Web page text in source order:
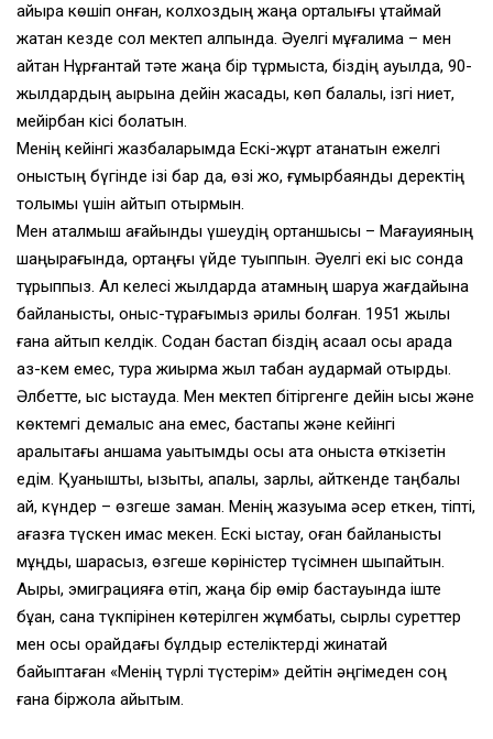
қайыра көшіп қонған, колхоздың жаңа орталығы құтаймай
жатқан кезде сол мектеп қалпында. Әуелгі мұғалима – мен
айтқан Нұрғантай тәте жаңа бір тұрмыста, біздің ауылда, 90-
жылдардың ақырына дейін жасады, көп балалы, ізгі ниет,
мейірбан кісі болатын.
Менің кейінгі жазбаларымда Ескі-жұрт атанатын ежелгі
қоныстың бүгінде ізі бар да, өзі жоқ, ғұмырбаяндық деректің
толымы үшін айтып отырмын.
Мен аталмыш ағайынды үшеудің ортаншысы – Мағауияның
шаңырағында, ортаңғы үйде туыппын. Әуелгі екі қыс сонда
тұрыппыз. Ал келесі жылдарда атамның шаруа жағдайына
байланысты, қоныс-тұрағымыз әрқилы болған. 1951 жылы
ғана қайтып келдік. Содан бастап біздің ақсақал осы арада
аз-кем емес, тура жиырма жыл табан аудармай отырды.
Әлбетте, қыс қыстауда. Мен мектеп бітіргенге дейін қысқы және
көктемгі демалыс қана емес, бастапқы және кейінгі
аралықтағы қаншама уақытымды осы ата қоныста өткізетін
едім. Қуанышты, қызықты, қапалы, зарлы, қайткенде таңбалы
ай, күндер – өзгеше заман. Менің жазуыма әсер еткен, тіпті,
қағазға түскен қимас мекен. Ескі қыстау, оған байланысты
мұңды, шарасыз, өзгеше көріністер түсімнен шықпайтын.
Ақыры, эмиграцияға өтіп, жаңа бір өмір бастауында іште
бұққан, сана түкпірінен көтерілген жұмбақты, сырлы суреттер
мен осы орайдағы бұлдыр естеліктерді жинақтай
байыптаған «Менің түрлі түстерім» дейтін әңгімеден соң
ғана біржола айықтым.